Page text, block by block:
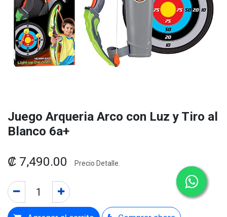
Juego Arqueria Arco con Luz y Tiro al
Blanco 6a+
₡ 7,490.00 Precio Detalle.